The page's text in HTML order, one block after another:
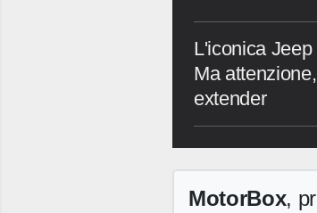
L'iconica
Ma
extender
MotorBox,